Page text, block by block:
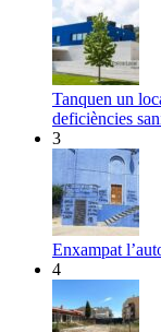
Tanquen un
deficiències
3
Enxampat
4